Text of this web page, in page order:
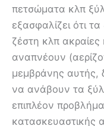
πετσώματα κλπ
εξασφαλίζει ότι
ζέστη κλπ ακραίες
αναπνέουν
μεμβράνης αυτής,
να ανάβουν τα
επιπλέον
κατασκευαστικής